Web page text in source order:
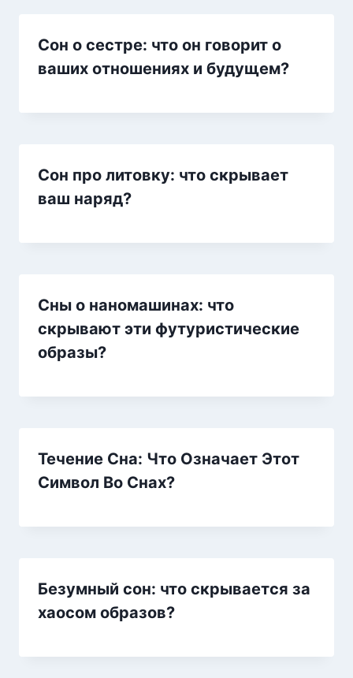
Сон о сестре: что он говорит о
ваших отношениях и будущем?
Сон про литовку: что скрывает
ваш наряд?
Сны о наномашинах: что
скрывают эти футуристические
образы?
Течение Сна: Что Означает Этот
Символ Во Снах?
Безумный сон: что скрывается за
хаосом образов?